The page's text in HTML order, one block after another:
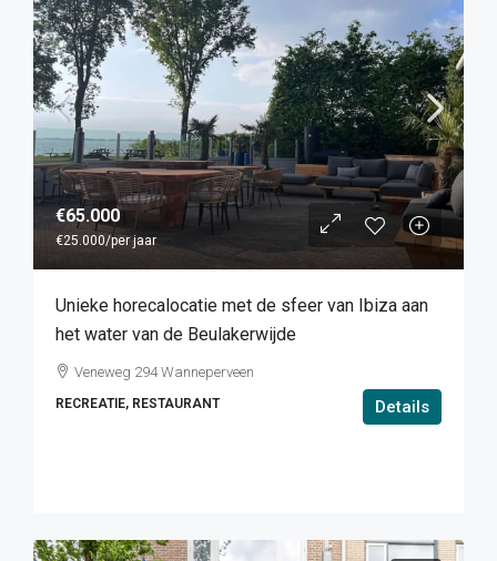
€65.000
€25.000/per jaar
Unieke horecalocatie met de sfeer van Ibiza aan
het water van de Beulakerwijde
Veneweg 294 Wanneperveen
RECREATIE, RESTAURANT Details